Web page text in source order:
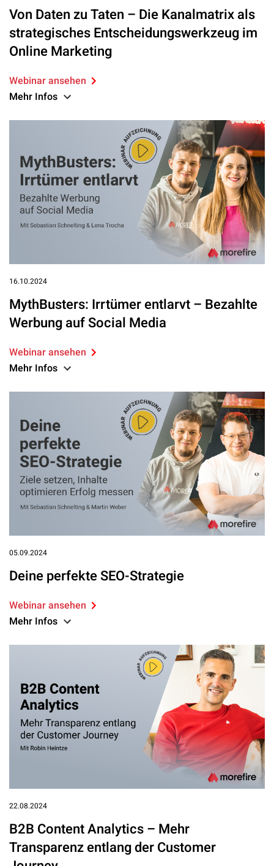
Von Daten zu Taten – Die Kanalmatrix als
strategisches Entscheidungswerkzeug im
Online Marketing
Webinar ansehen
Mehr Infos
16.10.2024
MythBusters: Irrtümer entlarvt – Bezahlte
Werbung auf Social Media
Webinar ansehen
Mehr Infos
05.09.2024
Deine perfekte SEO-Strategie
Webinar ansehen
Mehr Infos
22.08.2024
B2B Content Analytics – Mehr
Transparenz entlang der Customer